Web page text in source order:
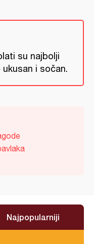
su najbolji
i sočan.
Najpopularniji